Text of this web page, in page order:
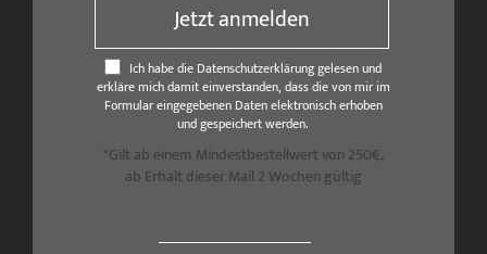
Jetzt anmelden
Ich habe die Datenschutzerklärung gelesen und
erkläre mich damit einverstanden, dass die von mir im
Formular eingegebenen Daten elektronisch erhoben
und gespeichert werden.
*Gilt ab einem Mindestbestellwert von 250€,
ab Erhalt dieser Mail 2 Wochen gültig